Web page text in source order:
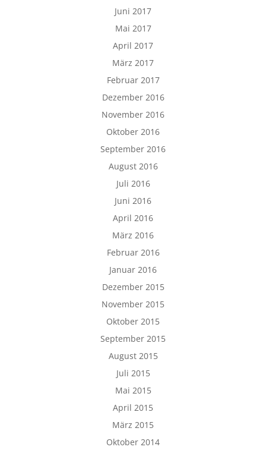
Juni 2017
Mai 2017
April 2017
März 2017
Februar 2017
Dezember 2016
November 2016
Oktober 2016
September 2016
August 2016
Juli 2016
Juni 2016
April 2016
März 2016
Februar 2016
Januar 2016
Dezember 2015
November 2015
Oktober 2015
September 2015
August 2015
Juli 2015
Mai 2015
April 2015
März 2015
Oktober 2014